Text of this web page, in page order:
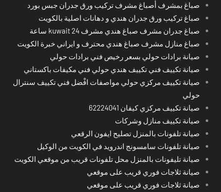
صباغ بمشرف أصباغ مشرف تركيب ورق جدران جبس بورد
صباغ تركيب ورق جدران هندي و دهانات اصلية بالكويت
صباغ جدران مشرف صباغ هندي مشرف kuwait 24 ساعة
صباغ منازل مشرف صباغ هندي محترف و ايراني خبرة الكويت
صيانة برادات حولي بسعر رخيص فني برادات حولي
صيانة تكييف فني تكييف هندي حولي فني مكيفات باكستاني
صيانة تكييف مركزي حولي مواصفات افْضل فني تكييف سنترال
حولي
صيانة تكييف مركزي كيفان 62224041
صيانة تكييف منازل وشركات
صيانة تلفونات بالمنزل تصليح ايفون الرقعي
صيانة تلفونات سامسونج اندرويد في الكويت من الوكيل
صيانة تليفونات بالمنزل محل تلفونات قريب من موقعي الكويت
صيانة ثلاجات فوري قريب على موقعي
صيانة ثلاجات فوري قريب على موقعي